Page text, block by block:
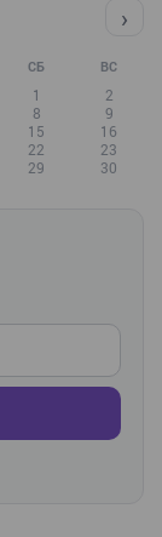
›
СБ ВС
1
2
8
9
15
16
22
23
29 30